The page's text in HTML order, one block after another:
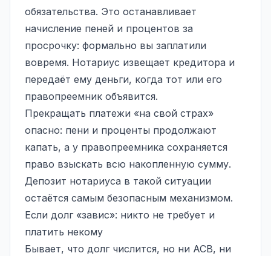
обязательства. Это останавливает
начисление пеней и процентов за
просрочку: формально вы заплатили
вовремя. Нотариус извещает кредитора и
передаёт ему деньги, когда тот или его
правопреемник объявится.
Прекращать платежи «на свой страх»
опасно: пени и проценты продолжают
капать, а у правопреемника сохраняется
право взыскать всю накопленную сумму.
Депозит нотариуса в такой ситуации
остаётся самым безопасным механизмом.
Если долг «завис»: никто не требует и
платить некому
Бывает, что долг числится, но ни АСВ, ни